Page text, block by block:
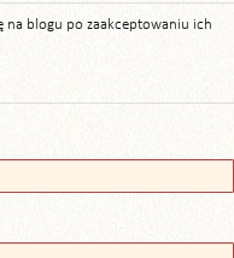
na blogu po zaakceptowaniu ich